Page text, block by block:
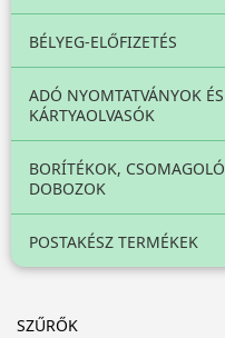
BÉLYEG-ELŐFIZETÉS
ADÓ NYOMTATVÁNYOK ÉS
KÁRTYAOLVASÓK
BORÍTÉKOK, CSOMAGOLÓ
DOBOZOK
POSTAKÉSZ TERMÉKEK
SZŰRŐK